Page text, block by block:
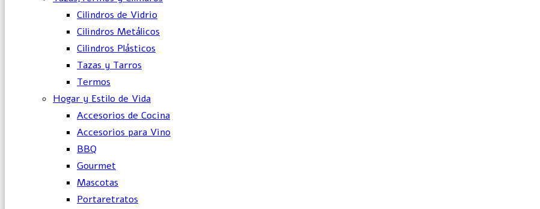
Cilindros de Vidrio
Cilindros Metálicos
Cilindros Plásticos
Tazas y Tarros
Termos
Hogar y Estilo de Vida
Accesorios de Cocina
Accesorios para Vino
BBQ
Gourmet
Mascotas
Portaretratos